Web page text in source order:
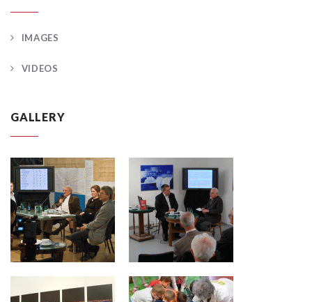
IMAGES
VIDEOS
GALLERY